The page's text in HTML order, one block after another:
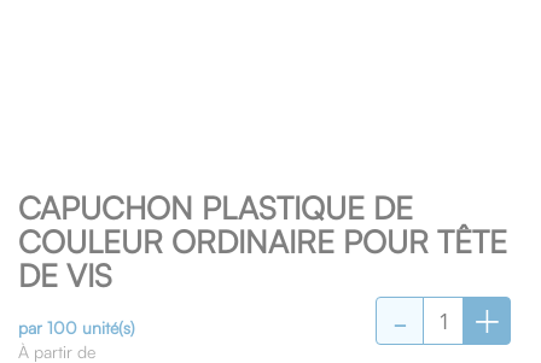
CAPUCHON PLASTIQUE DE
COULEUR ORDINAIRE POUR TÊTE
DE VIS
par 100 unité(s)
À partir de
- +
to
the
beginning
of
images
gallery